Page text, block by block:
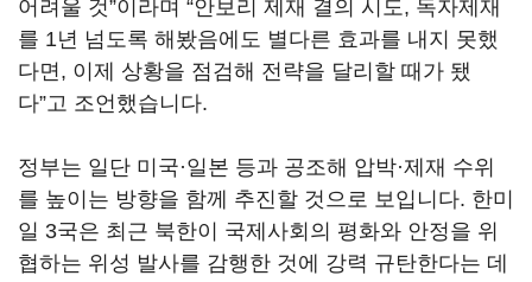
어려울 것”이라며 “안보리 제재 결의 시도, 독자제재
를 1년 넘도록 해봤음에도 별다른 효과를 내지 못했
다면, 이제 상황을 점검해 전략을 달리할 때가 됐
다”고 조언했습니다.
정부는 일단 미국·일본 등과 공조해 압박·제재 수위
를 높이는 방향을 함께 추진할 것으로 보입니다. 한미
일 3국은 최근 북한이 국제사회의 평화와 안정을 위
협하는 위성 발사를 감행한 것에 강력 규탄한다는 데